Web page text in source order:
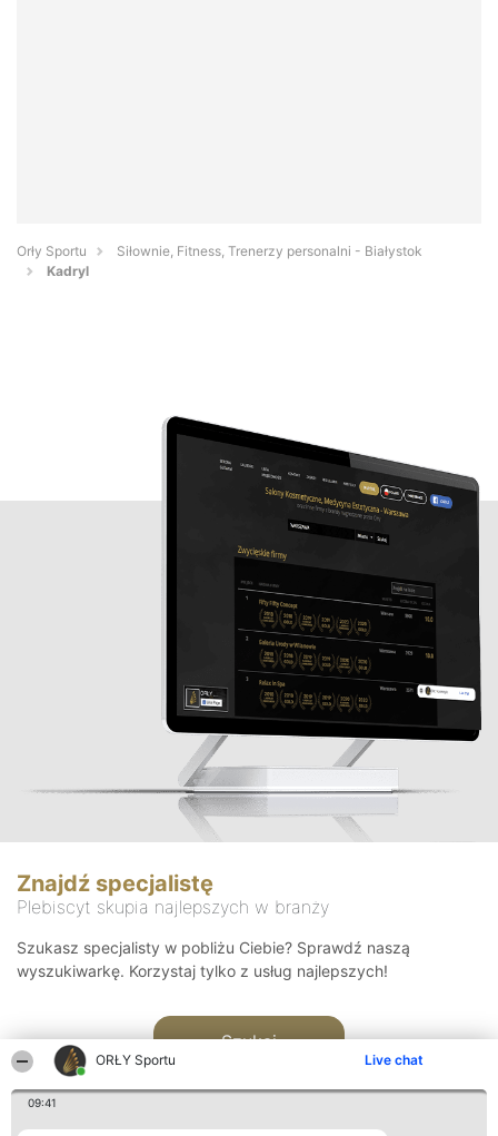
ORŁY Sportu Live chat
09:41
Orły Sportu
Siłownie, Fitness, Trenerzy personalni - Białystok
Kadryl
Znajdź specjalistę
Plebiscyt skupia najlepszych w branży
Szukasz specjalisty w pobliżu Ciebie? Sprawdź naszą
wyszukiwarkę. Korzystaj tylko z usług najlepszych!
Szukaj